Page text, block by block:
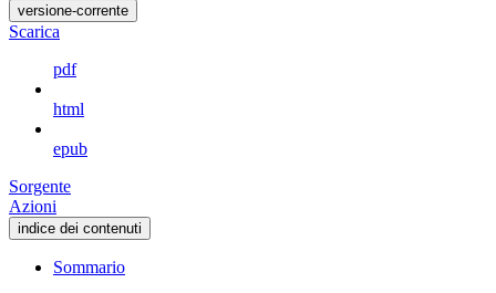
versione-corrente
Scarica
pdf
html
epub
Sorgente
Azioni
indice dei contenuti
Sommario